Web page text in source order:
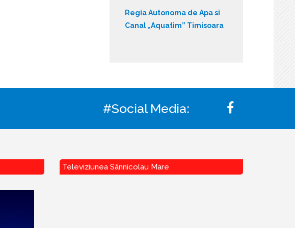
Regia Autonoma de Apa si
Canal „Aquatim” Timisoara
#Social Media:
Televiziunea Sânnicolau Mare